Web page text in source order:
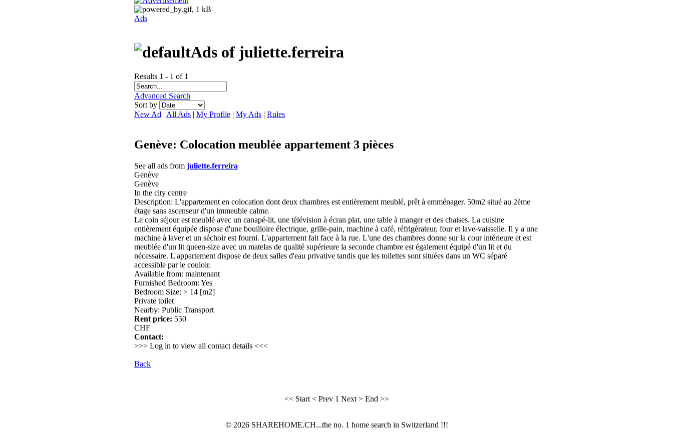
Ads
Ads of juliette.ferreira
Results 1 - 1 of 1
Advanced Search
Sort by
New Ad | All Ads | My Profile | My Ads | Rules
Genève: Colocation meublée appartement 3 pièces
See all ads from juliette.ferreira
Genève
Genève
In the city centre
Description: L'appartement en colocation dont deux chambres est entièrement meublé, prêt à emménager. 50m2 situé au 2ème
étage sans ascenseur d'un immeuble calme.
Le coin séjour est meublé avec un canapé-lit, une télévision à écran plat, une table à manger et des chaises. La cuisine
entièrement équipée dispose d'une bouilloire électrique, grille-pain, machine à café, réfrigérateur, four et lave-vaisselle. Il y a une
machine à laver et un séchoir est fourni. L'appartement fait face à la rue. L'une des chambres donne sur la cour intérieure et est
meublée d'un lit queen-size avec un matelas de qualité supérieure la seconde chambre est également équipé d'un lit et du
nécessaire. L'appartement dispose de deux salles d'eau privative tandis que les toilettes sont situées dans un WC séparé
accessible par le couloir.
Available from: maintenant
Furnished Bedroom: Yes
Bedroom Size: > 14 [m2]
Private toilet
Nearby: Public Transport
Rent price: 550
CHF
Contact:
>>> Log in to view all contact details <<<
Back
<< Start < Prev 1 Next > End >>
© 2026 SHAREHOME.CH...the no. 1 home search in Switzerland !!!